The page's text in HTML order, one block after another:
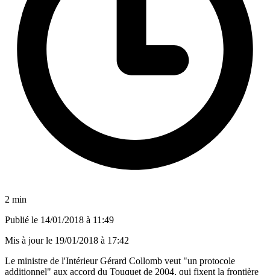
2 min
Publié le 14/01/2018 à 11:49
Mis à jour le 19/01/2018 à 17:42
Le ministre de l'Intérieur Gérard Collomb veut "un protocole
additionnel" aux accord du Touquet de 2004, qui fixent la frontière